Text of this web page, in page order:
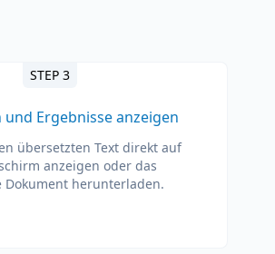
STEP 3
und Ergebnisse anzeigen
übersetzten Text direkt auf
anzeigen oder das
Dokument herunterladen.